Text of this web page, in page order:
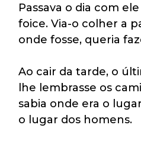
Passava o dia com
foice. Via-o colher a
onde fosse, queria
Ao cair da tarde, o
lhe lembrasse os
sabia onde era o
o lugar dos homens.